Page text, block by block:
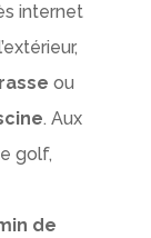
internet
ou
. Aux
golf,
de